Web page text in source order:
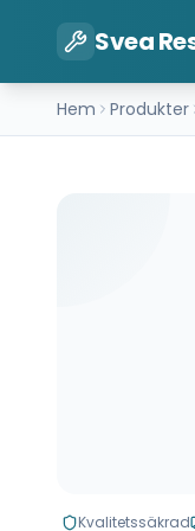
Svea
Hem Produkter
Kvalitetssäkrad